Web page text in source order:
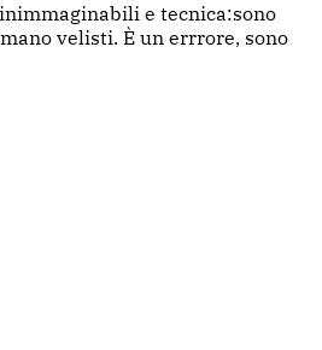
e tecnica:sono
velisti. È un errrore, sono